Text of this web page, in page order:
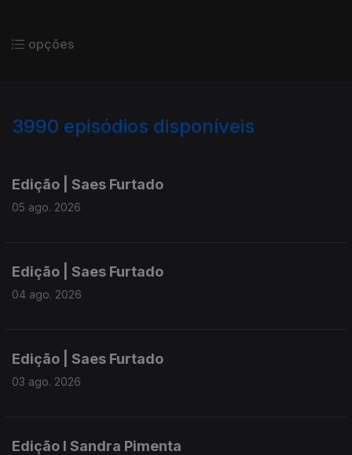
opções
3990 episódios disponíveis
Edição | Saes Furtado
05 ago. 2026
Edição | Saes Furtado
04 ago. 2026
Edição | Saes Furtado
03 ago. 2026
Edição I Sandra Pimenta